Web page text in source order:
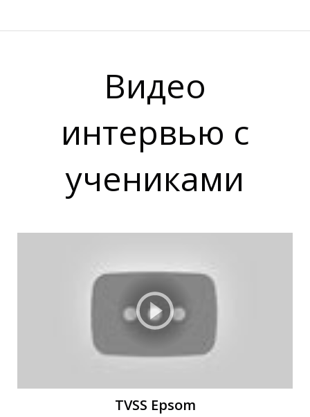
П
П
Видео
интервью с
учениками
TVSS Epsom